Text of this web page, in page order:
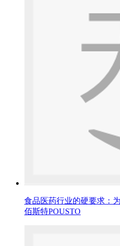
食品医药行业的硬要求：
佰斯特POUSTO